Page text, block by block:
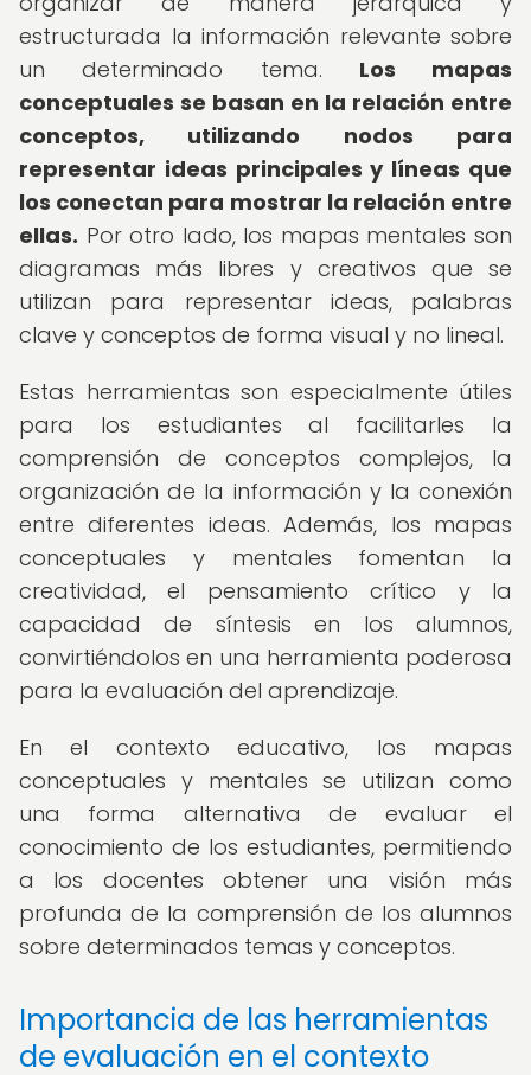
estructurada la información relevante sobre
un determinado tema. Los mapas
conceptuales se basan en la relación entre
conceptos, utilizando nodos para
representar ideas principales y líneas que
los conectan para mostrar la relación entre
ellas. Por otro lado, los mapas mentales son
diagramas más libres y creativos que se
utilizan para representar ideas, palabras
clave y conceptos de forma visual y no lineal.
Estas herramientas son especialmente útiles
para los estudiantes al facilitarles la
comprensión de conceptos complejos, la
organización de la información y la conexión
entre diferentes ideas. Además, los mapas
conceptuales y mentales fomentan la
creatividad, el pensamiento crítico y la
capacidad de síntesis en los alumnos,
convirtiéndolos en una herramienta poderosa
para la evaluación del aprendizaje.
En el contexto educativo, los mapas
conceptuales y mentales se utilizan como
una forma alternativa de evaluar el
conocimiento de los estudiantes, permitiendo
a los docentes obtener una visión más
profunda de la comprensión de los alumnos
sobre determinados temas y conceptos.
Importancia de las herramientas
de evaluación en el contexto